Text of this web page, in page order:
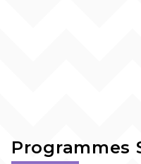
Programmes